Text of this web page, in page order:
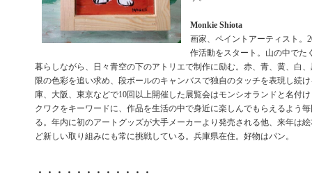
Monkie Shiota
画家、ペイントアーティスト。
作活動をスタート。山の中でた
暮らしながら、日々青空の下のアトリエで制作に励む。赤、青、黄、白
限の色彩を追い求め、段ボールのキャンバスで独自のタッチを表現し続
庫、大阪、東京などで10回以上開催した展覧会はモンシオランドと名付
クワクをキーワードに、作品を生活の中で身近に楽しんでもらえるよう
る。年内に初のアートグッズが大手メーカーより発売される他、来年は
ど新しい取り組みにも常に挑戦している。兵庫県在住。好物はパン。
・・・・・・・・・・・・